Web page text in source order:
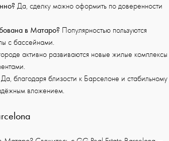
Да, сделку можно оформить по доверенности
в Матаро? Популярностью пользуются
с бассейнами.
активно развиваются новые жилые комплексы
Да, благодаря близости к Барселоне и стабильному
вложением.